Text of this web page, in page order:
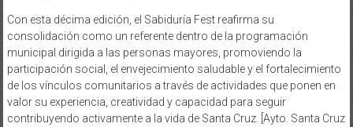
Con esta décima edición, el Sabiduría Fest reafirma su
consolidación como un referente dentro de la programación
municipal dirigida a las personas mayores, promoviendo la
participación social, el envejecimiento saludable y el fortalecimiento
de los vínculos comunitarios a través de actividades que ponen en
valor su experiencia, creatividad y capacidad para seguir
contribuyendo activamente a la vida de Santa Cruz. [Ayto. Santa Cruz